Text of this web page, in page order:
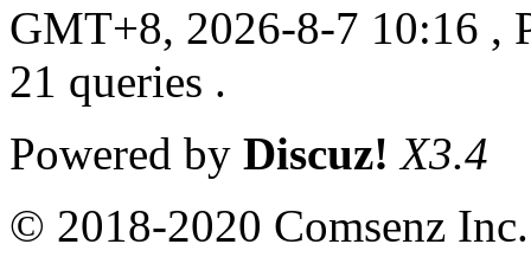
GMT+8, 2026-8-7 10:16 ,
21 queries .
Powered by Discuz! X3.4
© 2018-2020 Comsenz Inc.